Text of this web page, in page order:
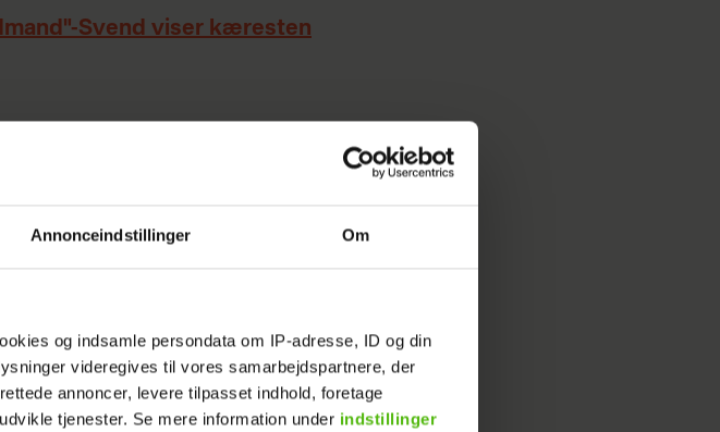
Annonceindstillinger Om
og indsamle persondata om IP-adresse, ID og din
videregives til vores samarbejdspartnere, der
annoncer, levere tilpasset indhold, foretage
tjenester. Se mere information under indstillinger
Svend viser kæresten
med Podimo og får premiere